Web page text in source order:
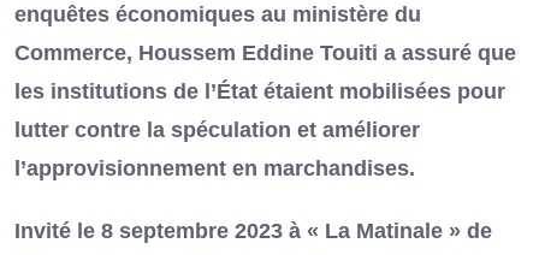
enquêtes économiques au ministère du
Commerce, Houssem Eddine Touiti a assuré que
les institutions de l’État étaient mobilisées pour
lutter contre la spéculation et améliorer
l’approvisionnement en marchandises.
Invité le 8 septembre 2023 à « La Matinale » de